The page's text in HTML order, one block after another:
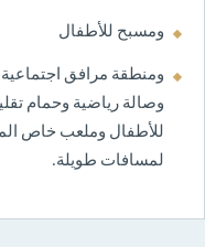
ومسبح للأطفال
ومنطقة مرافق اجتماعية
وصالة رياضية وحمام
للأطفال وملعب خاص
لمسافات طويلة.